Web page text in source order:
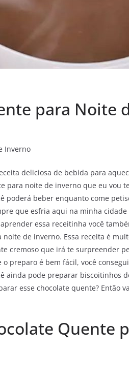
para Noite
Inverno
deliciosa de bebida para
para noite de inverno que eu vou
poderá beber enquanto come
que esfria aqui na minha
essa receitinha você
de inverno. Essa receita é
cremoso que irá te surpreender
preparo é bem fácil, você
ainda pode preparar biscoitinhos
esse chocolate quente? Então
Quente